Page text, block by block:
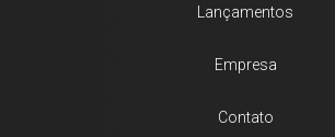
Lançamentos
Empresa
Contato